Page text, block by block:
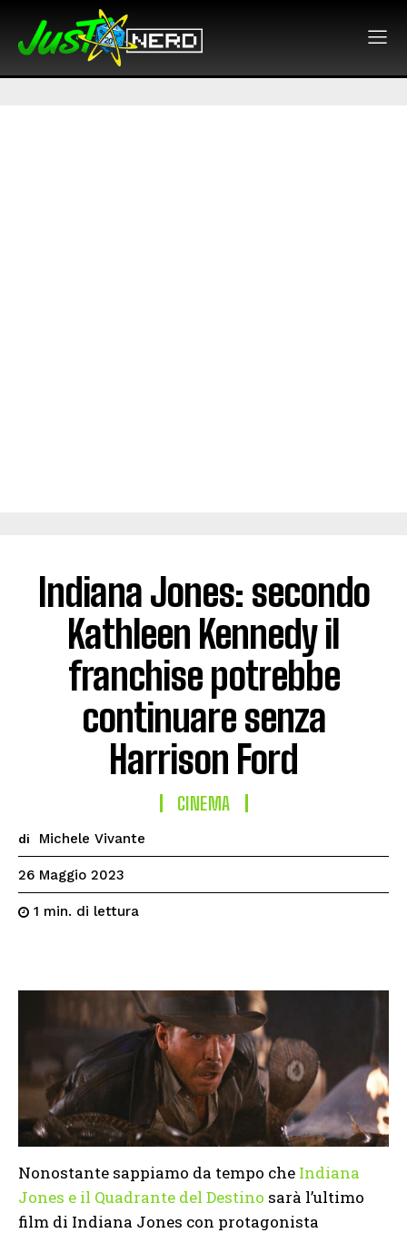
Indiana Jones: secondo
Kathleen Kennedy il
franchise potrebbe
continuare senza
Harrison Ford
CINEMA
di Michele Vivante
26 Maggio 2023
1 min. di lettura
Nonostante sappiamo da tempo che Indiana
Jones e il Quadrante del Destino sarà l’ultimo
film di Indiana Jones con protagonista